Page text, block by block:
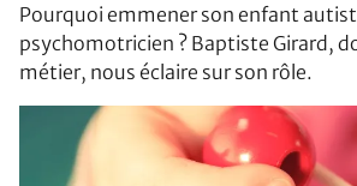
Pourquoi emmener son enfant
psychomotricien ? Baptiste Girard,
métier, nous éclaire sur son rôle.